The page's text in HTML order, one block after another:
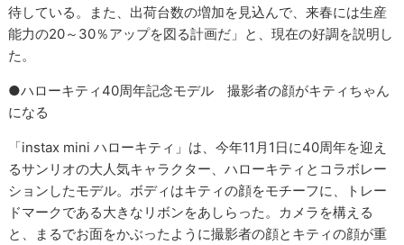
待している。また、出荷台数の増加を見込んで、来春には生産
能力の20～30％アップを図る計画だ」と、現在の好調を説明し
た。
●ハローキティ40周年記念モデル 撮影者の顔がキティちゃん
になる
「instax mini ハローキティ」は、今年11月1日に40周年を迎え
るサンリオの大人気キャラクター、ハローキティとコラボレー
ションしたモデル。ボディはキティの顔をモチーフに、トレー
ドマークである大きなリボンをあしらった。カメラを構える
と、まるでお面をかぶったように撮影者の顔とキティの顔が重